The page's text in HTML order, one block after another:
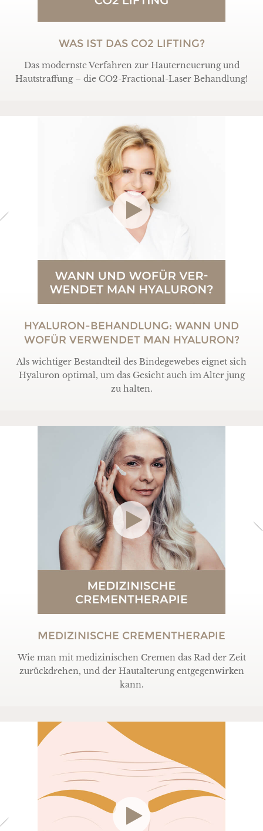
WAS IST DAS CO2 LIFTING?
Das modernste Verfahren zur Hauterneuerung und
Hautstraffung – die CO2-Fractional-Laser Behandlung!
HYALURON-BEHANDLUNG: WANN UND
WOFÜR VERWENDET MAN HYALURON?
Als wichtiger Bestandteil des Bindegewebes eignet sich
Hyaluron optimal, um das Gesicht auch im Alter jung
zu halten.
MEDIZINISCHE CREMENTHERAPIE
Wie man mit medizinischen Cremen das Rad der Zeit
zurückdrehen, und der Hautalterung entgegenwirken
kann.